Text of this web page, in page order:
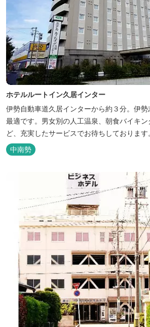
ホテルルートイン久居インター
伊勢自動車道久居インターから約３分。伊
最適です。男女別の人工温泉、朝食バイキ
ど、充実したサービスでお待ちしておりま
や物販店もあります。
中南勢